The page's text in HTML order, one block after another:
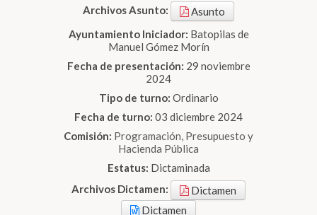
Archivos Asunto:
Asunto
Ayuntamiento Iniciador: Batopilas de
Manuel Gómez Morín
Fecha de presentación: 29 noviembre
2024
Tipo de turno: Ordinario
Fecha de turno: 03 diciembre 2024
Comisión: Programación, Presupuesto y
Hacienda Pública
Estatus: Dictaminada
Archivos Dictamen:
Dictamen
Dictamen